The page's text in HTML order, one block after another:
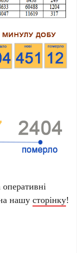
оперативні
нашусторінку!